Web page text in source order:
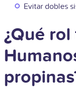
Evitar dobles
¿Qué